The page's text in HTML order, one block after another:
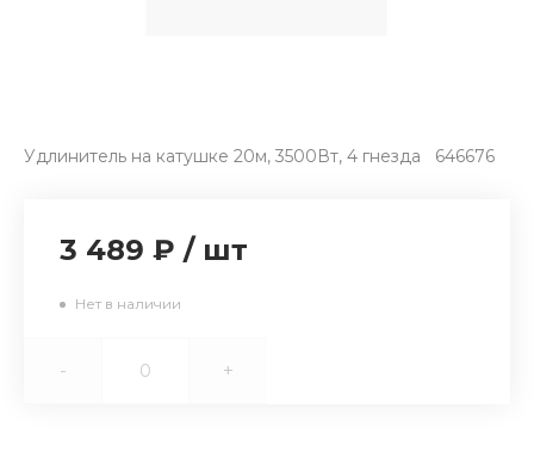
Удлинитель на катушке 20м, 3500Вт, 4 гнезда 646676
3 489 ₽ / шт
Нет в наличии
- +